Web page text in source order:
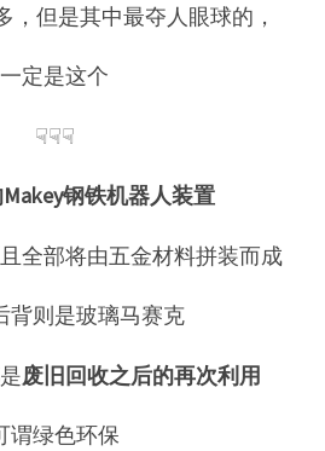
，但是其中最夺人眼球的，
一定是这个
☟☟☟
钢铁机器人装置
全部将由五金材料拼装而成
背则是玻璃马赛克
废旧回收之后的再次利用
谓绿色环保